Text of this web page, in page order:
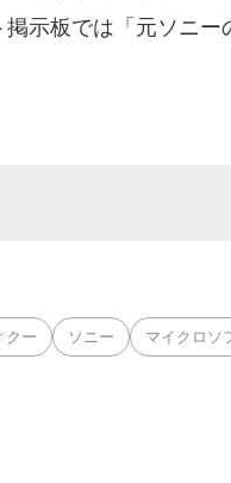
示板では「元ソニ
クー ソニー マイクロソ